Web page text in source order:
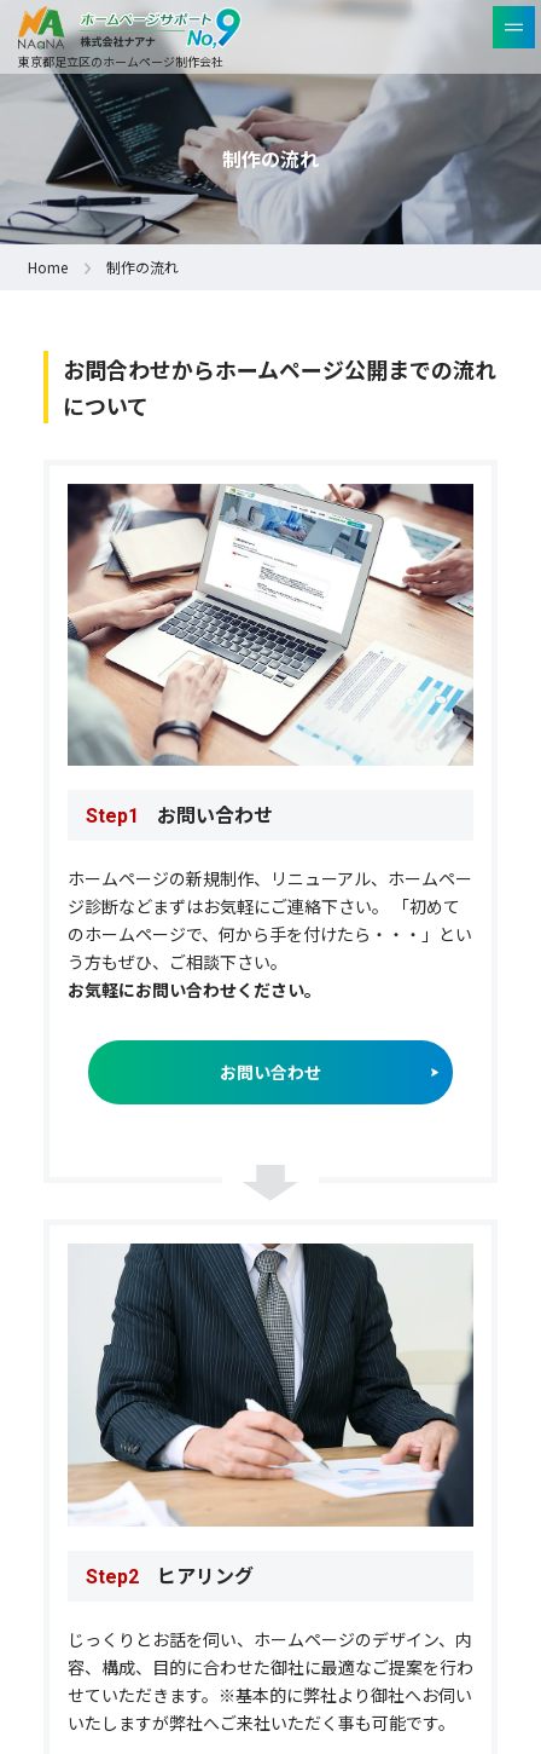
東京都足立区のホームページ制作会社
制作の流れ
Home 制作の流れ
お問合わせからホームページ公開までの流れ
について
Step1 お問い合わせ
ホームページの新規制作、リニューアル、ホームペー
ジ診断などまずはお気軽にご連絡下さい。 「初めて
のホームページで、何から手を付けたら・・・」とい
う方もぜひ、ご相談下さい。
お気軽にお問い合わせください。
お問い合わせ
Step2 ヒアリング
じっくりとお話を伺い、ホームページのデザイン、内
容、構成、目的に合わせた御社に最適なご提案を行わ
せていただきます。※基本的に弊社より御社へお伺い
いたしますが弊社へご来社いただく事も可能です。